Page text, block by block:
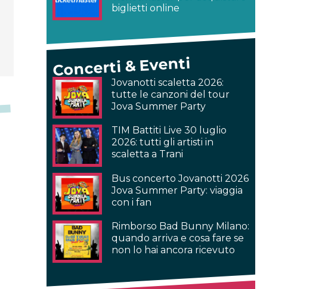
biglietti online
Concerti & Eventi
Jovanotti scaletta 2026:
tutte le canzoni del tour
Jova Summer Party
TIM Battiti Live 30 luglio
2026: tutti gli artisti in
scaletta a Trani
Bus concerto Jovanotti 2026
Jova Summer Party: viaggia
con i fan
Rimborso Bad Bunny Milano:
quando arriva e cosa fare se
non lo hai ancora ricevuto